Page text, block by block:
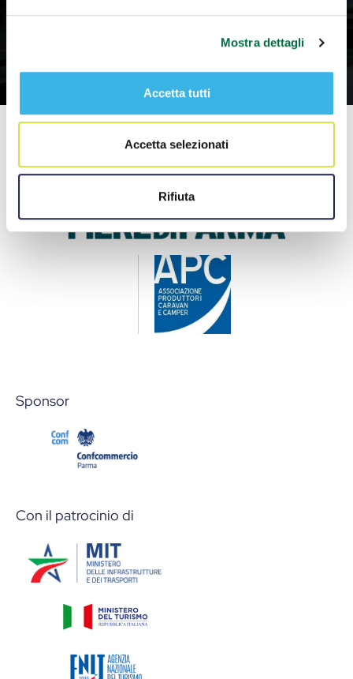
Mostra dettagli
Accetta tutti
Accetta selezionati
Rifiuta
Sponsor
Con il patrocinio di